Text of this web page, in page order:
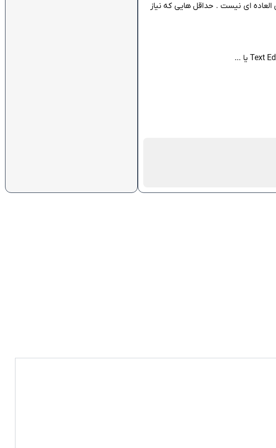
العاده ای نیست . حداقل هایی که نیاز